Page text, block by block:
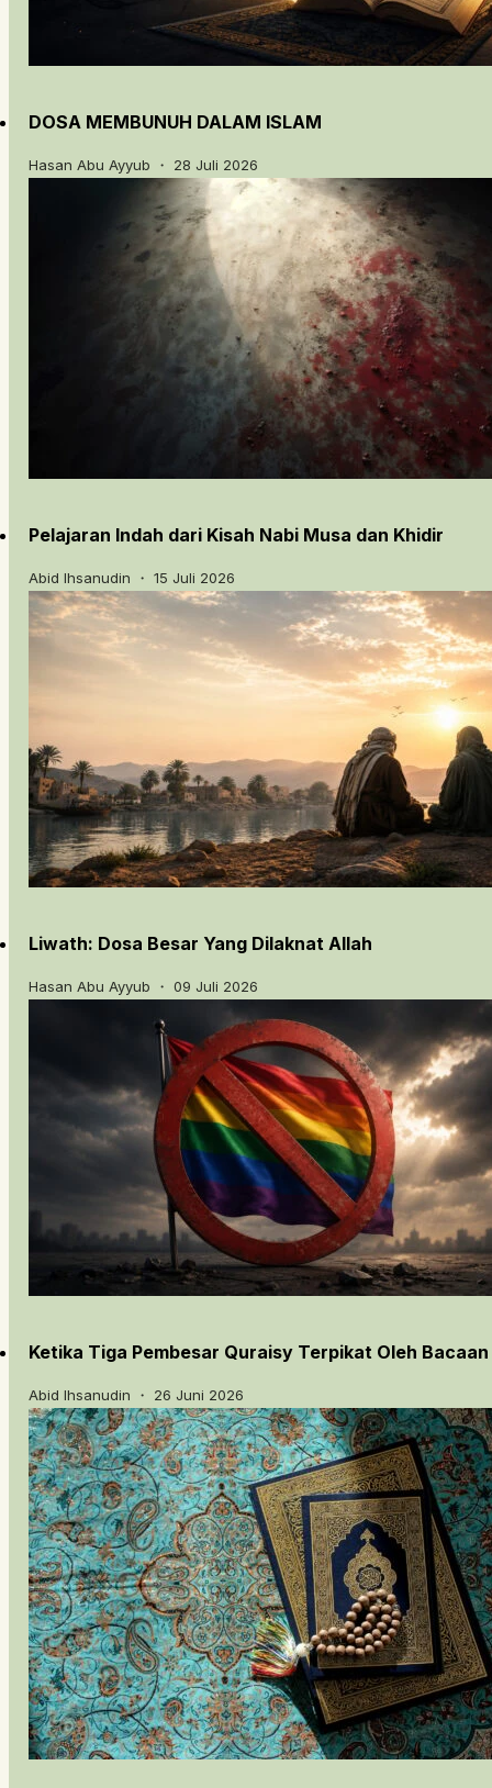
DOSA MEMBUNUH DALAM ISLAM
Hasan Abu Ayyub ・ 28 Juli 2026
Pelajaran Indah dari Kisah Nabi Musa dan Khidir
Abid Ihsanudin ・ 15 Juli 2026
Liwath: Dosa Besar Yang Dilaknat Allah
Hasan Abu Ayyub ・ 09 Juli 2026
Ketika Tiga Pembesar Quraisy Terpikat Oleh Bacaan
Abid Ihsanudin ・ 26 Juni 2026